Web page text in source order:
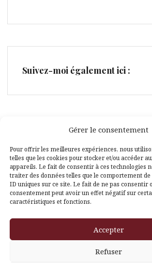
Gérer le consentement
Pour offrir les meilleures expériences, nous
telles que les cookies pour stocker et/ou accéder
appareils. Le fait de consentir à ces technologies
traiter des données telles que le comportement
ID uniques sur ce site. Le fait de ne pas consentir
consentement peut avoir un effet négatif sur
caractéristiques et fonctions.
Accepter
Refuser
Suivez-moi également ici :
Facebook
Pinterest
Themeisle